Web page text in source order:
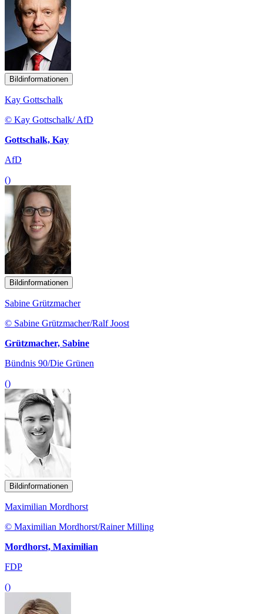
Bildinformationen
Kay Gottschalk
© Kay Gottschalk/ AfD
Gottschalk, Kay
AfD
()
Bildinformationen
Sabine Grützmacher
© Sabine Grützmacher/Ralf Joost
Grützmacher, Sabine
Bündnis 90/Die Grünen
()
Bildinformationen
Maximilian Mordhorst
© Maximilian Mordhorst/Rainer Milling
Mordhorst, Maximilian
FDP
()